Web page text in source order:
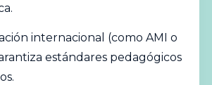
internacional (como AMI o
estándares pedagógicos